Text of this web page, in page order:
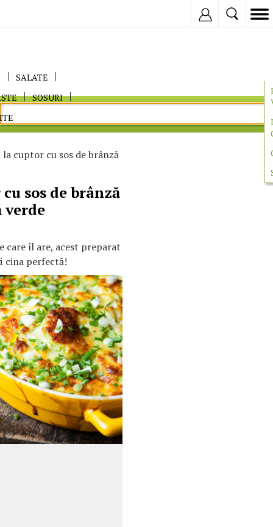
SALATE
SOSURI
cuptor cu sos de brânză
sos de brânză
verde
care îl are, acest preparat
cina perfectă!